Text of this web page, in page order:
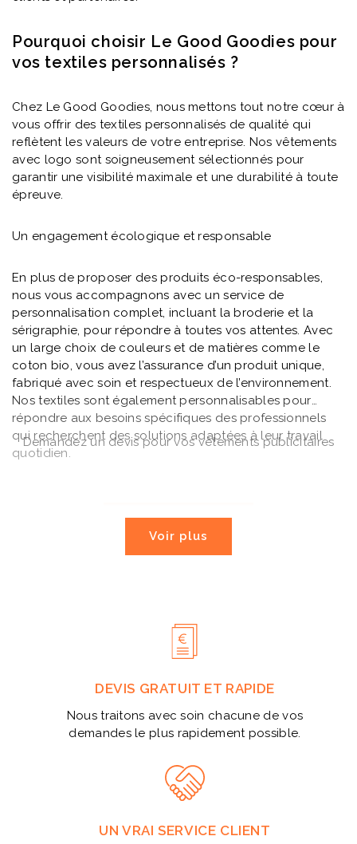
Pourquoi choisir Le Good Goodies pour
vos textiles personnalisés ?
Chez Le Good Goodies, nous mettons tout notre cœur à
vous offrir des textiles personnalisés de qualité qui
reflètent les valeurs de votre entreprise. Nos vêtements
avec logo sont soigneusement sélectionnés pour
garantir une visibilité maximale et une durabilité à toute
épreuve.
Un engagement écologique et responsable
En plus de proposer des produits éco-responsables,
nous vous accompagnons avec un service de
personnalisation complet, incluant la broderie et la
sérigraphie, pour répondre à toutes vos attentes. Avec
un large choix de couleurs et de matières comme le
coton bio, vous avez l’assurance d’un produit unique,
fabriqué avec soin et respectueux de l’environnement.
Nos textiles sont également personnalisables pour
répondre aux besoins spécifiques des professionnels
qui recherchent des solutions adaptées à leur travail
quotidien.
Demandez un devis pour vos vêtements publicitaires
Demander un devis
Voir plus
DEVIS GRATUIT ET RAPIDE
Nous traitons avec soin chacune de vos
demandes le plus rapidement possible.
UN VRAI SERVICE CLIENT